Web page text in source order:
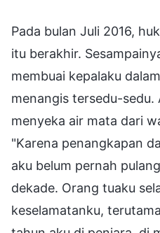
Pada bulan Juli 2016,
itu berakhir.
membuai kepalaku
menangis tersedu-sedu.
menyeka air mata dari
"Karena penangkapan
aku belum pernah
dekade. Orang tuaku
keselamatanku,